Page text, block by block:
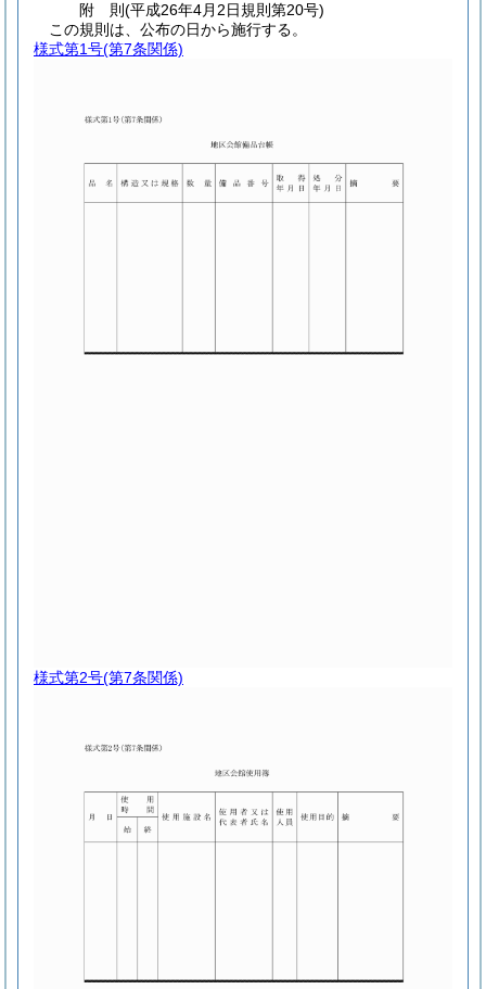
附 則(平成26年4月2日規則第20号)
この規則は、公布の日から施行する。
様式第1号(第7条関係)
様式第2号(第7条関係)